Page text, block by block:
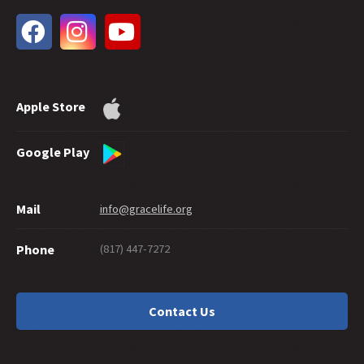
32 -
Graça Futura
31 - Batismo nas Águas e Salvação Etern
28 -As boas obras podem provar a salvação?
26 -Suicídio e Salvação
Um Labirinto De Graça
23 -
Os discípulos nascem ou são feitos?
21 - Pedro Como Um Discípulo Modelo
19 -Que tal um "cristão" que não vive como um?
Você deveria cortar sua mão?
17 -Tradições ou Tradicionalismo?
Apple Store
Google Play
Mail info@gracelife.org
Phone (817) 447-7272
Contact Us